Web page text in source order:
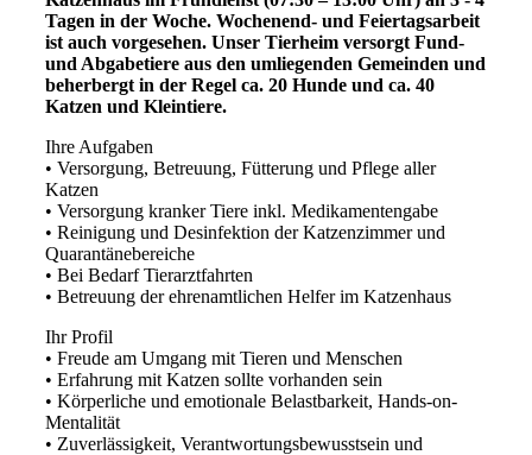
Tagen in der Woche. Wochenend- und Feiertagsarbeit
ist auch vorgesehen. Unser Tierheim versorgt Fund-
und Abgabetiere aus den umliegenden Gemeinden und
beherbergt in der Regel ca. 20 Hunde und ca. 40
Katzen und Kleintiere.
Ihre Aufgaben
• Versorgung, Betreuung, Fütterung und Pflege aller
Katzen
• Versorgung kranker Tiere inkl. Medikamentengabe
• Reinigung und Desinfektion der Katzenzimmer und
Quarantänebereiche
• Bei Bedarf Tierarztfahrten
• Betreuung der ehrenamtlichen Helfer im Katzenhaus
Ihr Profil
• Freude am Umgang mit Tieren und Menschen
• Erfahrung mit Katzen sollte vorhanden sein
• Körperliche und emotionale Belastbarkeit, Hands-on-
Mentalität
• Zuverlässigkeit, Verantwortungsbewusstsein und